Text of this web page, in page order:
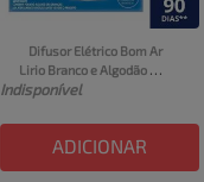
Difusor Elétrico Bom Ar
Lirio Branco e Algodão
Aparelho + Refil 16ml
Indisponível
ADICIONAR